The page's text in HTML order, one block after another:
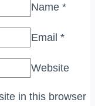
Name *
Email *
Website
in this browser